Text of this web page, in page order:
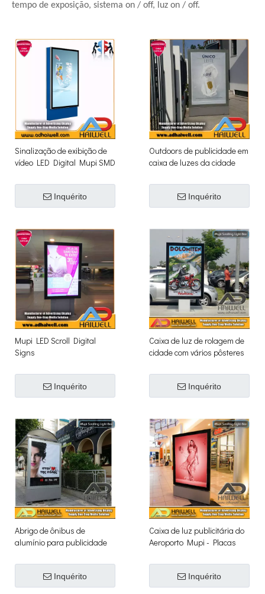
tempo de exposição, sistema on / off, luz on / off.
Sinalização de exibição de
vídeo LED Digital Mupi SMD
Inquérito
Outdoors de publicidade em
caixa de luzes da cidade
Inquérito
Mupi LED Scroll Digital
Signs
Inquérito
Caixa de luz de rolagem de
cidade com vários pôsteres
Inquérito
Abrigo de ônibus de
alumínio para publicidade
LED estática Mupi
Inquérito
Caixa de luz publicitária do
Aeroporto Mupi - Placas
Inquérito